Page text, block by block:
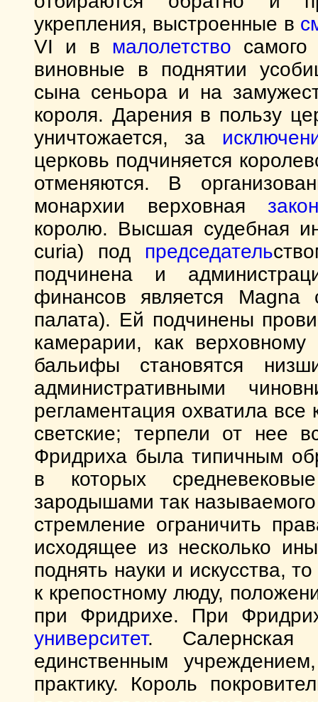
укрепления, выстроенные в
VI и в малолетство самого
виновные в поднятии
сына сеньора и на
короля. Дарения в пользу
уничтожается, за
церковь подчиняется
отменяются. В
монархии верховная
королю. Высшая судебная
curia) под председатель
подчинена и
финансов является Magna
палата). Ей подчинены
камерарии, как
бальифы становятся
административными
регламентация охватила
светские; терпели от нее
Фридриха была типичным
в которых
зародышами так
стремление ограничить
исходящее из несколько
поднять науки и искусства,
к крепостному люду,
при Фридрихе. При
университет. Салернская
единственным
практику. Король